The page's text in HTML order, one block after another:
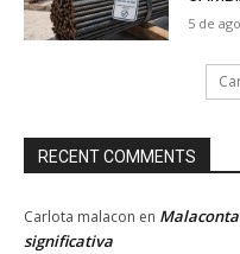
5 de
RECENT COMMENTS
Carlota malacon en
significativa